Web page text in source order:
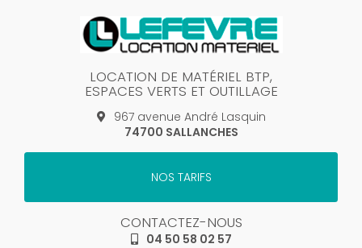
LOCATION DE MATÉRIEL BTP,
ESPACES VERTS ET OUTILLAGE
967 avenue André Lasquin
74700 SALLANCHES
NOS TARIFS
CONTACTEZ-NOUS
04 50 58 02 57